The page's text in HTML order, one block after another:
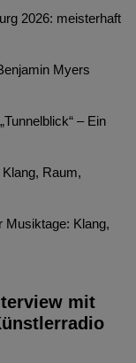
2026: meisterhaft
Myers
„Tunnelblick“ – Ein
Raum,
Musiktage: Klang,
mit